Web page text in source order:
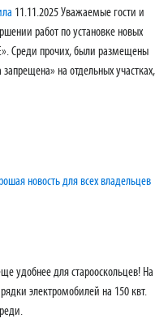
11.11.2025Уважаемые гости и
работ по установке новых
Среди прочих, были размещены
на отдельных участках,
новость для всех владельцев
удобнее для старооскольцев! На
электромобилей на 150 квт.